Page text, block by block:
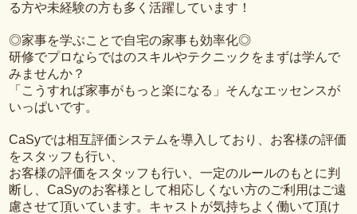
る方や未経験の方も多く活躍しています！
◎家事を学ぶことで自宅の家事も効率化◎
研修でプロならではのスキルやテクニックをまずは学んで
みませんか？
「こうすれば家事がもっと楽になる」そんなエッセンスが
いっぱいです。
CaSyでは相互評価システムを導入しており、お客様の評価
をスタッフも行い、
お客様の評価をスタッフも行い、一定のルールのもとに判
断し、CaSyのお客様として相応しくない方のご利用はご遠
慮させて頂いています。キャストが気持ちよく働いて頂け